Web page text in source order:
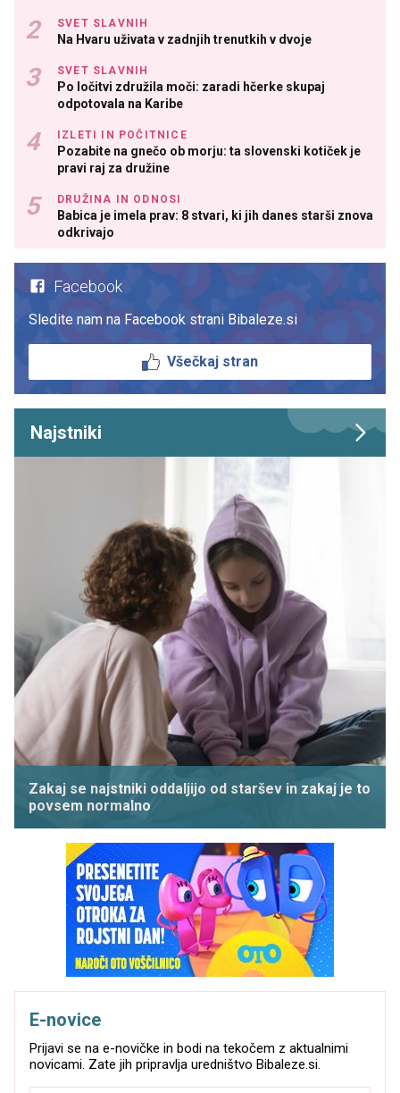
SVET SLAVNIH
Na Hvaru uživata v zadnjih trenutkih v dvoje
SVET SLAVNIH
Po ločitvi združila moči: zaradi hčerke skupaj
odpotovala na Karibe
IZLETI IN POČITNICE
Pozabite na gnečo ob morju: ta slovenski kotiček je
pravi raj za družine
DRUŽINA IN ODNOSI
Babica je imela prav: 8 stvari, ki jih danes starši znova
odkrivajo
Facebook
Sledite nam na Facebook strani Bibaleze.si
Všečkaj stran
Najstniki
Zakaj se najstniki oddaljijo od staršev in zakaj je to
povsem normalno
E-novice
Prijavi se na e-novičke in bodi na tekočem z aktualnimi
novicami. Zate jih pripravlja uredništvo Bibaleze.si.